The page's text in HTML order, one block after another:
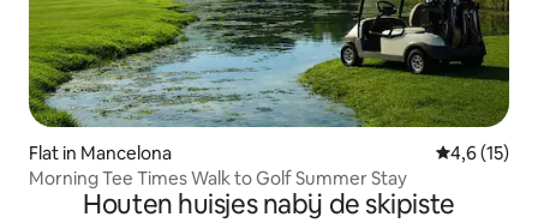
Flat in Mancelona
4,6 (15)
Morning Tee Times Walk to Golf Summer Stay
Houten huisjes nabij de skipiste